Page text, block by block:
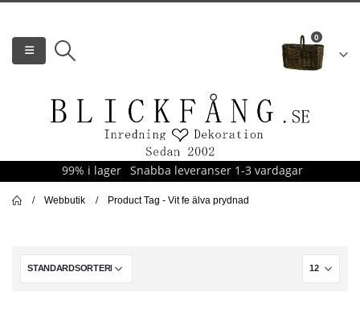
0
99% i lager Snabba leveranser 1-3 vardagar
Webbutik Product Tag - Vit fe älva prydnad